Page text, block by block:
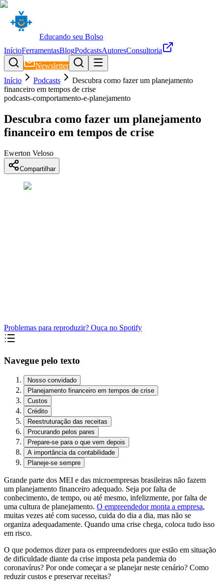
Educando seu Bolso
InícioFerramentasBlogPodcastsAutoresConsultoria
Newsletter
Início
Podcasts
Descubra como fazer um planejamento
financeiro em tempos de crise
podcasts-comportamento-e-planejamento
Descubra como fazer um planejamento
financeiro em tempos de crise
Ewerton Veloso
Compartilhar
Problemas para reproduzir? Ouça no Spotify
Navegue pelo texto
Nosso convidado
Planejamento financeiro em tempos de crise
Custos
Crédito
Reestruturação das receitas
Procurando pelos pares
Prepare-se para o que vem depois
A importância da contabilidade
Planeje-se sempre
Grande parte dos MEI e das microempresas brasileiras não fazem
um planejamento financeiro adequado. Seja por falta de
conhecimento, de tempo, ou até mesmo, infelizmente, por falta de
uma cultura de planejamento. O empreendedor monta a empresa,
muitas vezes até com sucesso, cuida do dia a dia, mas não se
organiza adequadamente. Quando uma crise chega, coloca tudo isso
em risco.
O que podemos dizer para os empreendedores que estão em situação
de dificuldade diante da crise imposta pela pandemia do
coronavírus? Por onde começar a se planejar neste cenário? Como
reduzir custos e preservar receitas?